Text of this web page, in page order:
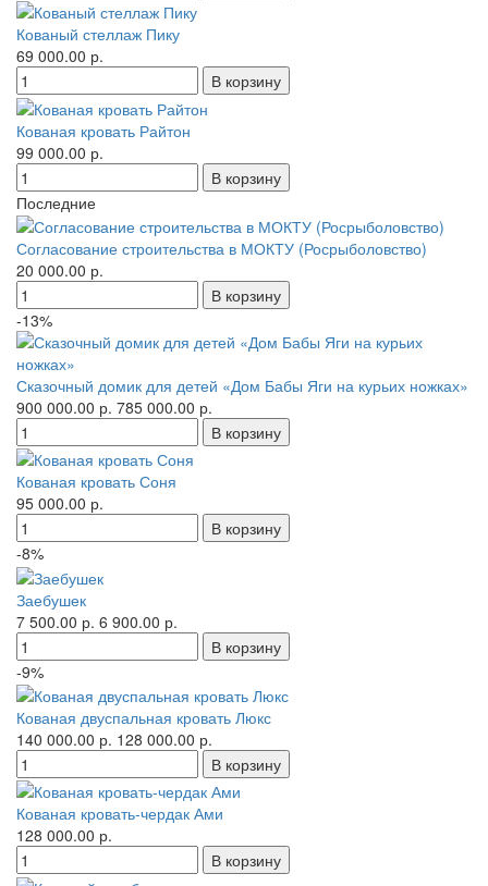
Кованый стеллаж Пику
69 000.00 р.
Кованая кровать Райтон
99 000.00 р.
Последние
Согласование строительства в МОКТУ (Росрыболовство)
20 000.00 р.
-13%
Сказочный домик для детей «Дом Бабы Яги на курьих ножках»
900 000.00 р. 785 000.00 р.
Кованая кровать Соня
95 000.00 р.
-8%
Заебушек
7 500.00 р. 6 900.00 р.
-9%
Кованая двуспальная кровать Люкс
140 000.00 р. 128 000.00 р.
Кованая кровать-чердак Ами
128 000.00 р.